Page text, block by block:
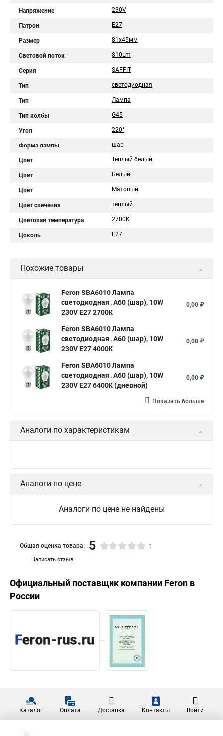
Напряжение 230V
Патрон E27
Размер 81х45мм
Световой поток 810Lm
Серия SAFFIT
Тип светодиодная
Тип Лампа
Тип колбы G45
Угол 220°
Форма лампы шар
Цвет Теплый белый
Цвет Белый
Цвет Матовый
Цвет свечения теплый
Цветовая температура 2700K
Цоколь E27
Похожие товары
Feron SBA6010 Лампа
светодиодная , A60 (шар), 10W
230V E27 2700К
0,00 ₽
Feron SBA6010 Лампа
светодиодная , A60 (шар), 10W
230V E27 4000К
0,00 ₽
Feron SBA6010 Лампа
светодиодная , A60 (шар), 10W
230V E27 6400К (дневной)
0,00 ₽
Показать больше
Аналоги по характеристикам
Аналоги по цене
Аналоги по цене не найдены
Написать отзыв
Общая оценка товара: 5 1
Официальный поставщик компании Feron в
России
Каталог Оплата Доставка Контакты Войти